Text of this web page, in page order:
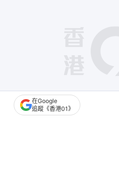
在Google
追蹤《香港01》